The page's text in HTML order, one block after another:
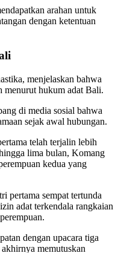
arahan untuk
dengan ketentuan
menjelaskan bahwa
menurut hukum adat Bali.
di media sosial bahwa
sejak awal hubungan.
telah terjalin lebih
lima bulan, Komang
kedua yang
pertama sempat tertunda
adat terkendala rangkaian
dengan upacara tiga
memutuskan